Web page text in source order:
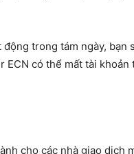
trong tám ngày, bạn
ECN có thể mất tài
cho các nhà giao dịch